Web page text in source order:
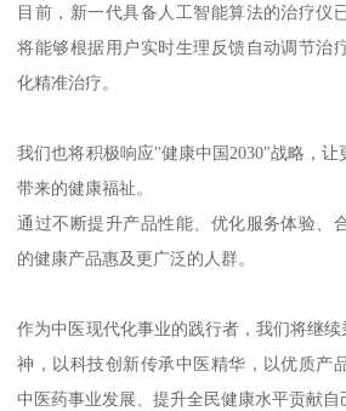
目前，新一代具备人工智能算法的治疗仪
将能够根据用户实时生理反馈自动调节治
化精准治疗。
我们也将积极响应"健康中国2030"战略，
带来的健康福祉。
通过不断提升产品性能、优化服务体验、
的健康产品惠及更广泛的人群。
作为中医现代化事业的践行者，我们将继
神，以科技创新传承中医精华，以优质产
中医药事业发展、提升全民健康水平贡献自